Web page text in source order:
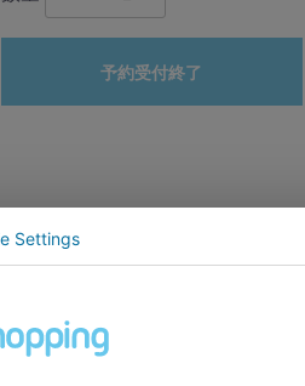
予約受付終了